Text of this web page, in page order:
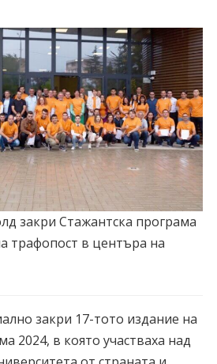
закри Стажантска програма
трафопост в центъра на
закри 17-тото издание на
2024, в която участваха над